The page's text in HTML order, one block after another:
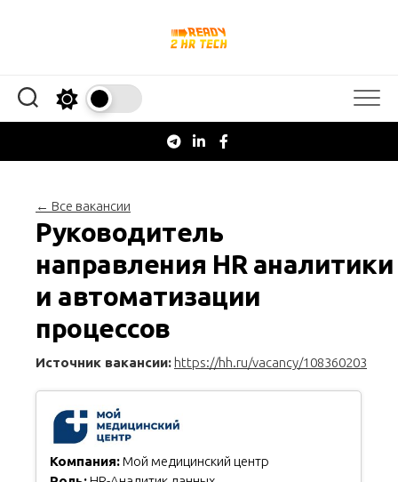
← Все вакансии
Руководитель
направления HR аналитики
и автоматизации
процессов
Источник вакансии: https://hh.ru/vacancy/108360203
Компания:Мой медицинский центр